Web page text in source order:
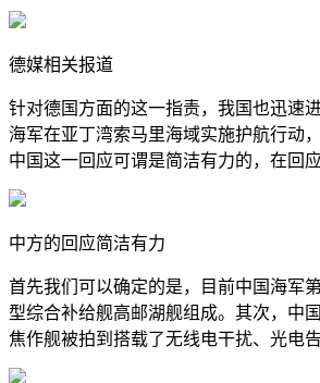
德媒相关报道
针对德国方面的这一指责，我国也迅速
海军在亚丁湾索马里海域实施护航行动
中国这一回应可谓是简洁有力的，在回
中方的回应简洁有力
首先我们可以确定的是，目前中国海军
型综合补给舰高邮湖舰组成。其次，中
焦作舰被拍到搭载了无线电干扰、光电